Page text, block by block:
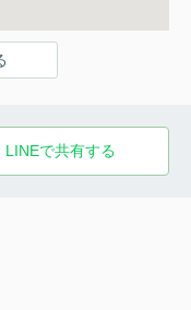
LINEで共有する